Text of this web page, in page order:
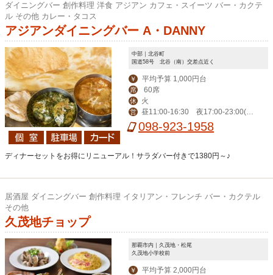
ダイニングバー 創作料理 洋食 アジアン カフェ・スイーツ バー・カクテ
ル その他 カレー・タコス
アジアンダイニングバー A・DANNY
中部｜北谷町
国道58号 北谷（南）交差点近く
￥ 平均予算 1,000円台
席 60席
休 火
営
昼11:00-16:30 夜17:00‐23:00(L
O 22:00)、金土24:00（LO 23:00）
098-923-1958
ディナーセットをお得にリニューアル！サラダバー付きで1380円～♪
居酒屋 ダイニングバー 創作料理 イタリアン・フレンチ バー・カクテル
その他
久茂地チョップ
那覇市内｜久茂地・松尾
久茂地小学校前
￥ 平均予算 2,000円台